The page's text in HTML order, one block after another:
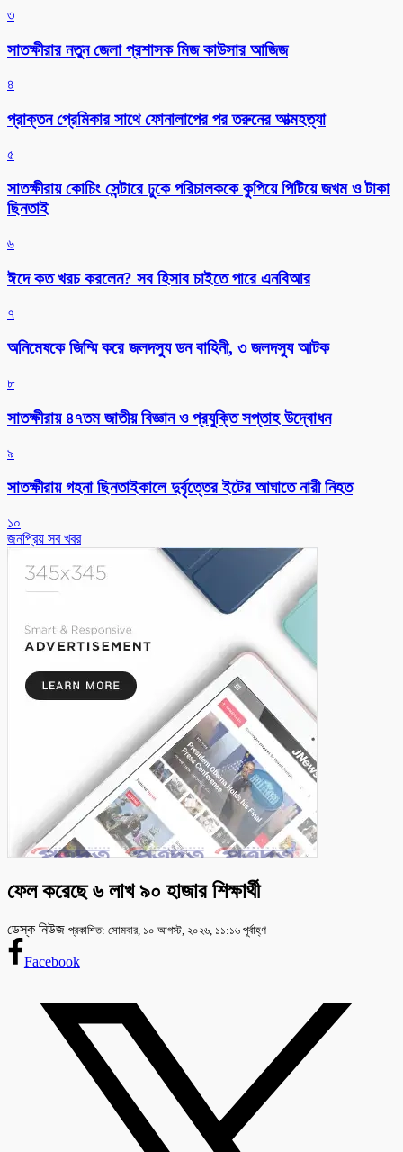
৩
সাতক্ষীরার নতুন জেলা প্রশাসক মিজ কাউসার আজিজ
৪
প্রাক্তন প্রেমিকার সাথে ফোনালাপের পর তরুনের আত্মহত্যা
৫
সাতক্ষীরায় কোচিং সেন্টারে ঢুকে পরিচালককে কুপিয়ে পিটিয়ে জখম ও টাকা
ছিনতাই
৬
ঈদে কত খরচ করলেন? সব হিসাব চাইতে পারে এনবিআর
৭
অনিমেষকে জিম্মি করে জলদস্যু ডন বাহিনী, ৩ জলদস্যু আটক
৮
সাতক্ষীরায় ৪৭তম জাতীয় বিজ্ঞান ও প্রযুক্তি সপ্তাহ উদ্বোধন
৯
সাতক্ষীরায় গহনা ছিনতাইকালে দুর্বৃত্তের ইটের আঘাতে নারী নিহত
১০
জনপ্রিয় সব খবর
ফেল করেছে ৬ লাখ ৯০ হাজার শিক্ষার্থী
ডেস্ক নিউজ প্রকাশিত: সোমবার, ১০ আগস্ট, ২০২৬, ১১:১৬ পূর্বাহ্ণ
Facebook